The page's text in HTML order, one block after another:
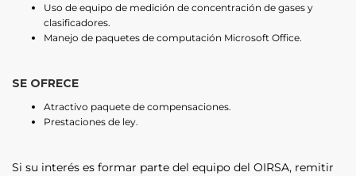
Uso de equipo de medición de concentración de gases y
clasificadores.
Manejo de paquetes de computación Microsoft Office.
SE OFRECE
Atractivo paquete de compensaciones.
Prestaciones de ley.
Si su interés es formar parte del equipo del OIRSA, remitir